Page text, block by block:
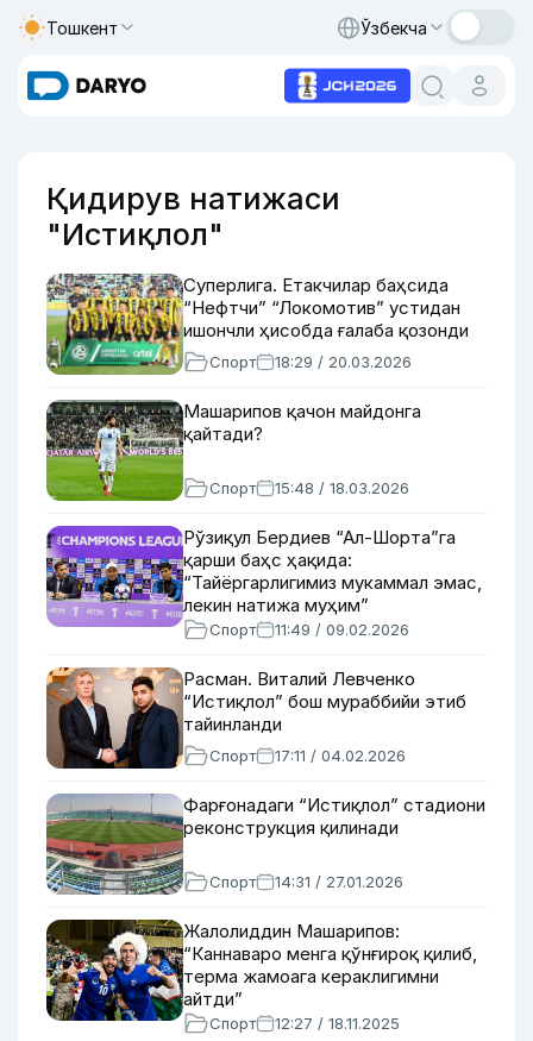
Тошкент Ўзбекча
Қидирув натижаси
"Истиқлол"
Суперлига. Етакчилар баҳсида
“Нефтчи” “Локомотив” устидан
ишончли ҳисобда ғалаба қозонди
Спорт 18:29 / 20.03.2026
Машарипов қачон майдонга
қайтади?
Спорт 15:48 / 18.03.2026
Рўзиқул Бердиев “Ал-Шорта”га
қарши баҳс ҳақида:
“Тайёргарлигимиз мукаммал эмас,
лекин натижа муҳим”
Спорт 11:49 / 09.02.2026
Расман. Виталий Левченко
“Истиқлол” бош мураббийи этиб
тайинланди
Спорт 17:11 / 04.02.2026
Фарғонадаги “Истиқлол” стадиони
реконструкция қилинади
Спорт 14:31 / 27.01.2026
Жалолиддин Машарипов:
“Каннаваро менга қўнғироқ қилиб,
терма жамоага кераклигимни
айтди”
Спорт 12:27 / 18.11.2025